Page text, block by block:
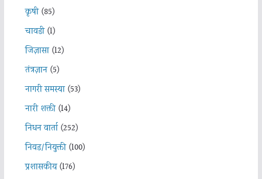
कृषी(85)
चावडी(1)
जिज्ञासा(12)
तंत्रज्ञान(5)
नागरी समस्या(53)
नारी शक्ती(14)
निधन वार्ता(252)
निवड/नियुक्ती(100)
प्रशासकीय(176)